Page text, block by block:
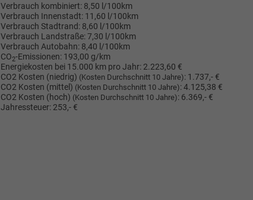
Verbrauch kombiniert: 8,50 l/100km
Verbrauch Innenstadt: 11,60 l/100km
Verbrauch Stadtrand: 8,60 l/100km
Verbrauch Landstraße:7,30 l/100km
Verbrauch Autobahn: 8,40 l/100km
CO2-Emissionen: 193,00 g/km
Energiekosten bei 15.000 km pro Jahr: 2.223,60 €
CO2 Kosten (niedrig) (Kosten Durchschnitt 10 Jahre): 1.737,- €
CO2 Kosten (mittel) (Kosten Durchschnitt 10 Jahre):4.125,38 €
CO2 Kosten (hoch) (Kosten Durchschnitt 10 Jahre): 6.369,- €
Jahressteuer: 253,- €